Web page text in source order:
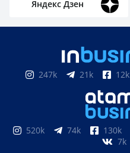
Яндекс Дзен
247k 21k 12k
520k 74k 130k
7k